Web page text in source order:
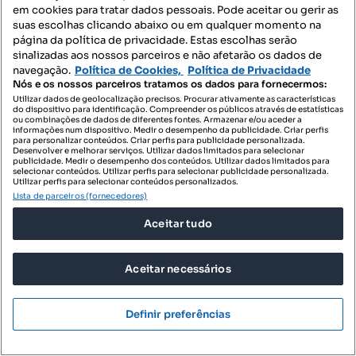
69 000 €230 €/m²
Vendo Terreno com Projecto de Arquitetura
Aprovado
Alenquer (Santo Estêvão e Triana), Alenquer, Lisboa
Preço por metro quadrado
300 m²
Profissional
em cookies para tratar dados pessoais. Pode aceitar ou gerir as
suas escolhas clicando abaixo ou em qualquer momento na
página da política de privacidade. Estas escolhas serão
sinalizadas aos nossos parceiros e não afetarão os dados de
navegação. Política de Cookies, Política de Privacidade
Nós e os nossos parceiros tratamos os dados para fornecermos:
Utilizar dados de geolocalização precisos. Procurar ativamente as características
do dispositivo para identificação. Compreender os públicos através de estatísticas
ou combinações de dados de diferentes fontes. Armazenar e/ou aceder a
informações num dispositivo. Medir o desempenho da publicidade. Criar perfis
para personalizar conteúdos. Criar perfis para publicidade personalizada.
Desenvolver e melhorar serviços. Utilizar dados limitados para selecionar
publicidade. Medir o desempenho dos conteúdos. Utilizar dados limitados para
selecionar conteúdos. Utilizar perfis para selecionar publicidade personalizada.
Utilizar perfis para selecionar conteúdos personalizados.
Lista de parceiros (fornecedores)
Aceitar tudo
Aceitar necessários
Definir preferências